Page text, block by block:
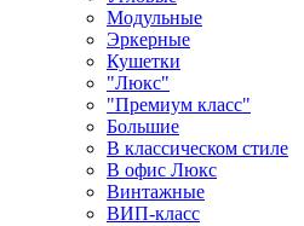
Модульные
Эркерные
Кушетки
"Люкс"
"Премиум класс"
Большие
В классическом стиле
В офис Люкс
Винтажные
ВИП-класс